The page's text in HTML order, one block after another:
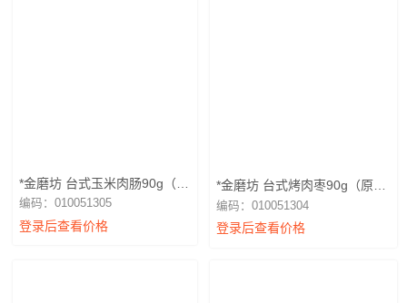
*金磨坊 台式玉米肉肠90g（玉
米）
编码：010051305
登录后查看价格
*金磨坊 台式烤肉枣90g（原
味）
编码：010051304
登录后查看价格